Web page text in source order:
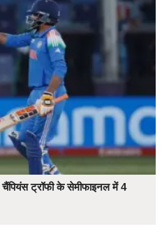
ट्रॉफी के सेमीफाइनल में 4